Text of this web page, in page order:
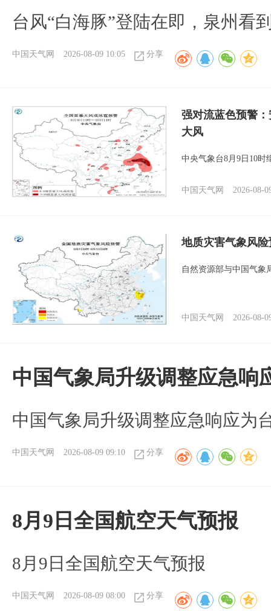
台风“白海豚”登陆在即，泉州看
中国天气网 2026-08-09 10:05 分享
强对流蓝色预警
大风
中央气象台8月9日10时
中国天气网 2026-08-
地质灾害气象风
自然资源部与中国气象
中国天气网 2026-08-
中国气象局升级调整应急响
中国气象局升级调整应急响应为
中国天气网 2026-08-09 09:10 分享
8月9日全国航空天气预报
8月9日全国航空天气预报​
中国天气网 2026-08-09 08:00 分享